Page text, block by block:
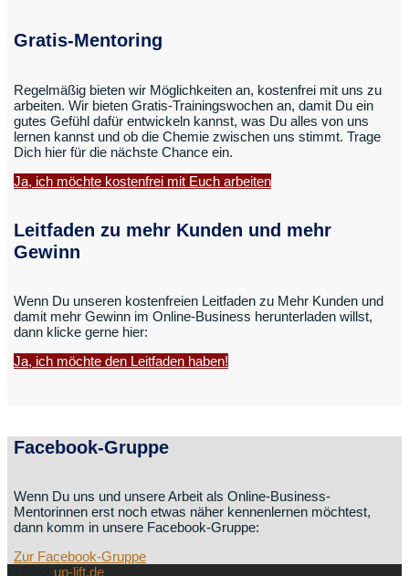
Gratis-Mentoring
Regelmäßig bieten wir Möglichkeiten an, kostenfrei mit uns zu
arbeiten. Wir bieten Gratis-Trainingswochen an, damit Du ein
gutes Gefühl dafür entwickeln kannst, was Du alles von uns
lernen kannst und ob die Chemie zwischen uns stimmt. Trage
Dich hier für die nächste Chance ein.
Ja, ich möchte kostenfrei mit Euch arbeiten
Leitfaden zu mehr Kunden und mehr
Gewinn
Wenn Du unseren kostenfreien Leitfaden zu Mehr Kunden und
damit mehr Gewinn im Online-Business herunterladen willst,
dann klicke gerne hier:
Ja, ich möchte den Leitfaden haben!
Facebook-Gruppe
Wenn Du uns und unsere Arbeit als Online-Business-
Mentorinnen erst noch etwas näher kennenlernen möchtest,
dann komm in unsere Facebook-Gruppe:
Zur Facebook-Gruppe
up-lift.de